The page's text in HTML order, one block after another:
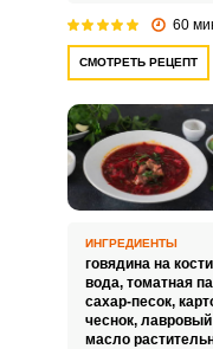
60
СМОТРЕТЬ РЕЦЕПТ
ИНГРЕДИЕНТЫ
говядина на
вода, томатная
сахар-песок,
чеснок, лавровый
масло
ЕЩЕ НЕ